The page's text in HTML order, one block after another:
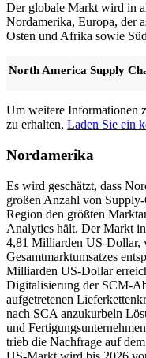
Der globale Markt wird in
Nordamerika, Europa, der
Osten und Afrika sowie
North America Supply
Um weitere Informationen
zu erhalten, Laden Sie ein
Nordamerika
Es wird geschätzt, dass
großen Anzahl von
Region den größten
Analytics hält. Der Markt
4,81 Milliarden US-Dollar,
Gesamtmarktumsatzes
Milliarden US-Dollar
Digitalisierung der SCM-
aufgetretenen
nach SCA anzukurbeln
und
trieb die Nachfrage auf